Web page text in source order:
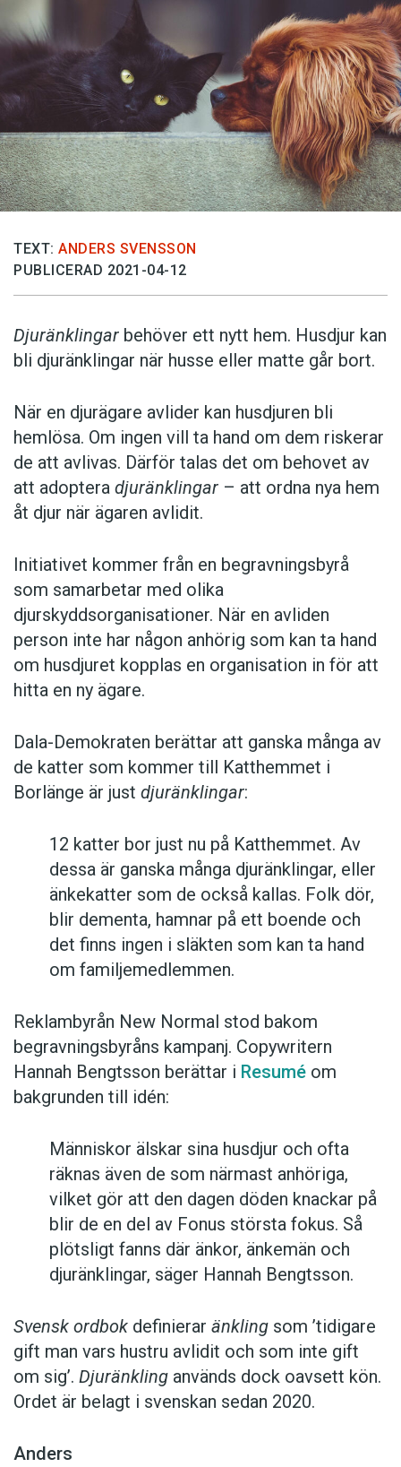
TEXT: ANDERS SVENSSON
PUBLICERAD 2021-04-12
Djuränklingar behöver ett nytt hem. Husdjur kan
bli djuränklingar när husse eller matte går bort.
När en djurägare avlider kan husdjuren bli
hemlösa. Om ingen vill ta hand om dem riskerar
de att avlivas. Därför talas det om behovet av
att adoptera djuränklingar – att ordna nya hem
åt djur när ägaren avlidit.
Initiativet kommer från en begravningsbyrå
som samarbetar med olika
djurskyddsorganisationer. När en avliden
person inte har någon anhörig som kan ta hand
om husdjuret kopplas en organisation in för att
hitta en ny ägare.
Dala-Demokraten berättar att ganska många av
de katter som kommer till Katthemmet i
Borlänge är just djuränklingar:
12 katter bor just nu på Katthemmet. Av
dessa är ganska många djuränklingar, eller
änkekatter som de också kallas. Folk dör,
blir dementa, hamnar på ett boende och
det finns ingen i släkten som kan ta hand
om familjemedlemmen.
Reklambyrån New Normal stod bakom
begravningsbyråns kampanj. Copywritern
Hannah Bengtsson berättar i Resumé om
bakgrunden till idén:
Människor älskar sina husdjur och ofta
räknas även de som närmast anhöriga,
vilket gör att den dagen döden knackar på
blir de en del av Fonus största fokus. Så
plötsligt fanns där änkor, änkemän och
djuränklingar, säger Hannah Bengtsson.
Svensk ordbok definierar änkling som ’tidigare
gift man vars hustru av­lidit och som inte gift
om sig’. Djuränkling används dock oavsett kön.
Ordet är belagt i svenskan sedan 2020.
Anders